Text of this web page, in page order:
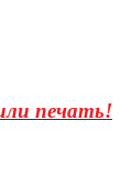
печать!